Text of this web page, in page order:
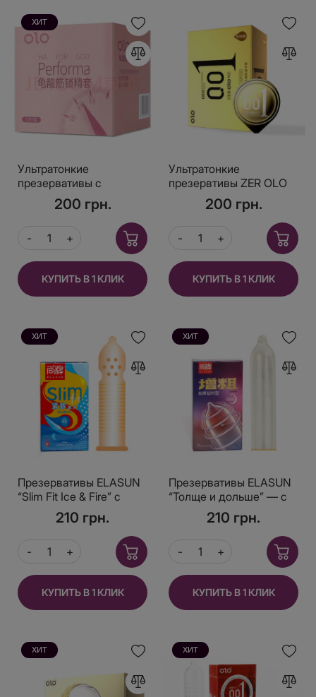
ХИТ
Ультратонкие
презервативы с
эффектом пролонгации,
OLO Performa с
гилауроной кислотой в
качестве смазки 10 шт
200 грн.
КУПИТЬ В 1 КЛИК
Ультратонкие
презервтивы ZER OLO
NE Gyaluronic 001, с
эффектом пролонгации
200 грн.
КУПИТЬ В 1 КЛИК
ХИТ
Презервативы ELASUN
“Slim Fit Ice & Fire” с
эффектом “холод и
жара”, 49 мм (10 шт)
210 грн.
КУПИТЬ В 1 КЛИК
ХИТ
Презервативы ELASUN
“Толще и дольше” — с
утолщением и
пролонгирующим
210 грн.
КУПИТЬ В 1 КЛИК
ХИТ ХИТ